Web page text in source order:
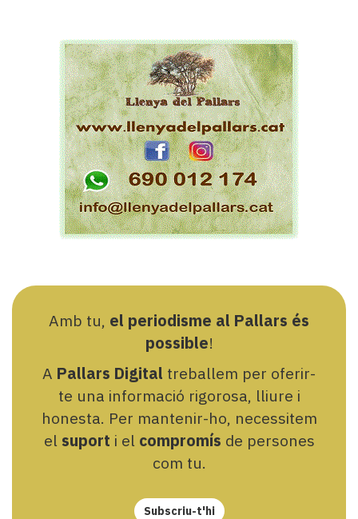
Amb tu, el periodisme al Pallars és
possible!
A Pallars Digital treballem per oferir-
te una informació rigorosa, lliure i
honesta. Per mantenir-ho, necessitem
el suport i el compromís de persones
com tu.
Subscriu-t'hi